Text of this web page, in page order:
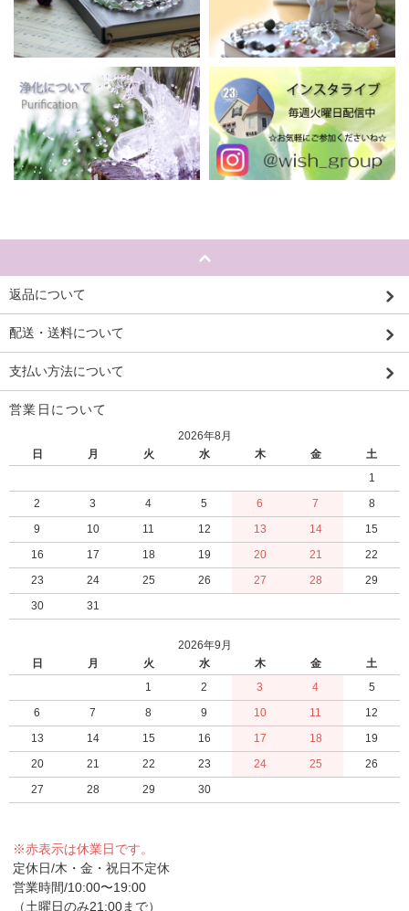
返品について
配送・送料について
支払い方法について
営業日について
2026年8月
日
月 火 水 木 金
土
1
2
3 4 5 6 7
8
9
10 11 12 13 14
15
16
17 18 19 20 21
22
23
24 25 26 27 28
29
30
31
2026年9月
日
月 火 水 木 金
土
1
2 3 4
5
6
7 8 9 10 11
12
13
14 15 16 17 18
19
20
21 22 23 24 25
26
27
28 29 30
※赤表示は休業日です。
定休日/木・金・祝日不定休
営業時間/10:00〜19:00
（土曜日のみ21:00まで）